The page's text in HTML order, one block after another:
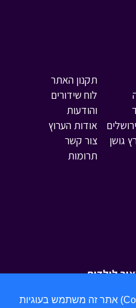
אתר זה משתמש בעוגיות (Cookies) על מנת
גושן
תקנון האתר
לוח שידורים
והודעות
אודות הערוץ
צור קשר
תרומות